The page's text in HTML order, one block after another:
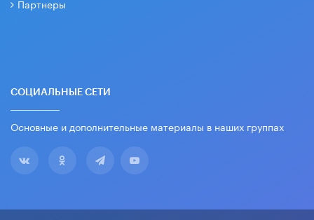
Партнеры
СОЦИАЛЬНЫЕ СЕТИ
Основные и дополнительные материалы в наших группах